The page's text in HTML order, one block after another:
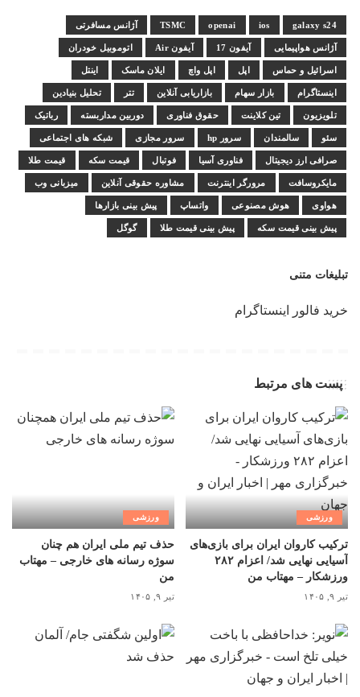
galaxy s24
ios
openai
TSMC آژانس مسافرتی
آژانس هواپیمایی آیفون 17 آیفون Air اتوموبیل خودران
اسرائیل و حماس اپل اپل واچ ایلان ماسک اینتل
اینستاگرام بازار سهام بازاریابی آنلاین تتر تحلیل بنیادین
تلویزیون تین کلاینت حقوق فناوری دوربین مداربسته رباتیک
سئو سالمندان سرور hp سرور مجازی شبکه های اجتماعی
صرافی ارز دیجیتال فناوری آسیا فوتبال قیمت سکه قیمت طلا
مایکروسافت مرورگر اینترنت مشاوره حقوقی آنلاین میزبانی وب
هواوی هوش مصنوعی واتساپ پیش بینی بازارها
پیش بینی قیمت سکه پیش بینی قیمت طلا گوگل
تبلیغات متنی
خرید فالور اینستاگرام
پست های مرتبط
ورزشی
ترکیب کاروان ایران برای بازی‌های
آسیایی نهایی شد/ اعزام ۲۸۲
ورزشکار – مهتاب من
تیر ۹, ۱۴۰۵
ورزشی
حذف تیم ملی ایران هم چنان
سوژه رسانه های خارجی – مهتاب
من
تیر ۹, ۱۴۰۵